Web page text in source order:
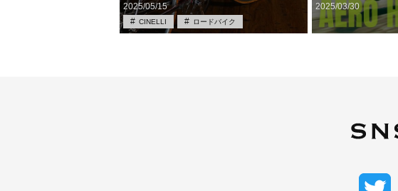
2025/05/15
CINELLI ロードバイク
2025/03/30